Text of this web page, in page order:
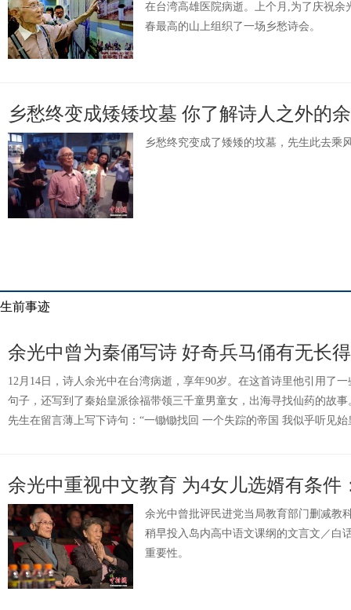
在台湾高雄医院病逝。上个月,为了庆祝余
春最高的山上组织了一场乡愁诗会。
乡愁终变成矮矮坟墓 你了解诗人之外的
乡愁终究变成了矮矮的坟墓，先生此去乘
生前事迹
余光中曾为秦俑写诗 好奇兵马俑有无长
12月14日，诗人余光中在台湾病逝，享年90岁。在这首诗里他引用了
句子，还写到了秦始皇派徐福带领三千童男童女，出海寻找仙药的
先生在留言薄上写下诗句：“一锄锄找回 一个失踪的帝国 我似乎听见
余光中重视中文教育 为4女儿选婿有条件
余光中曾批评民进党当局教育部门删减教
稍早投入岛内高中语文课纲的文言文／白
重要性。